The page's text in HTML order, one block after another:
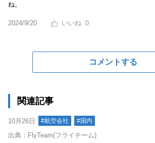
ね。
2024/9/20 0
コメントする
関連記事
10月26日 #航空会社 #国内
出典：FlyTeam(フライチーム)